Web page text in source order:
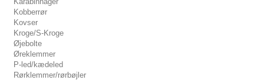
Kobberrør
Kovser
Kroge/S-Kroge
Øjebolte
Øreklemmer
P-led/kædeled
Rørklemmer/rørbøjler